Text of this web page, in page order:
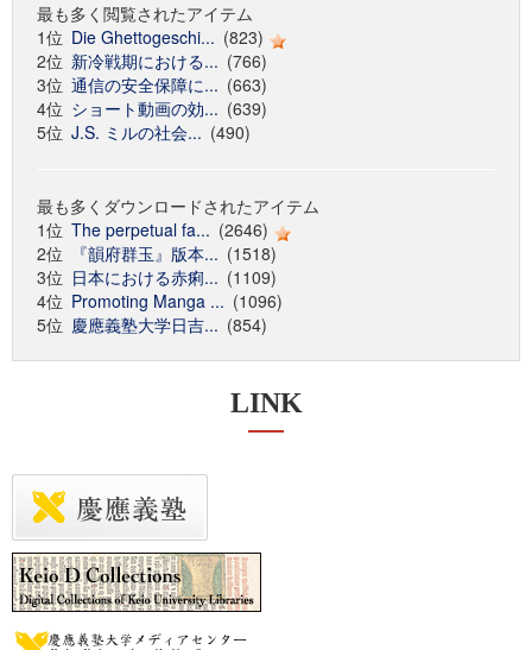
最も多く閲覧されたアイテム
1位 Die Ghettogeschi... (823)
2位 新冷戦期における... (766)
3位 通信の安全保障に... (663)
4位 ショート動画の効... (639)
5位 J.S. ミルの社会... (490)
最も多くダウンロードされたアイテム
1位 The perpetual fa... (2646)
2位
『韻府群玉』版本... (1518)
3位 日本における赤痢... (1109)
4位 Promoting Manga ... (1096)
5位 慶應義塾大学日吉... (854)
LINK